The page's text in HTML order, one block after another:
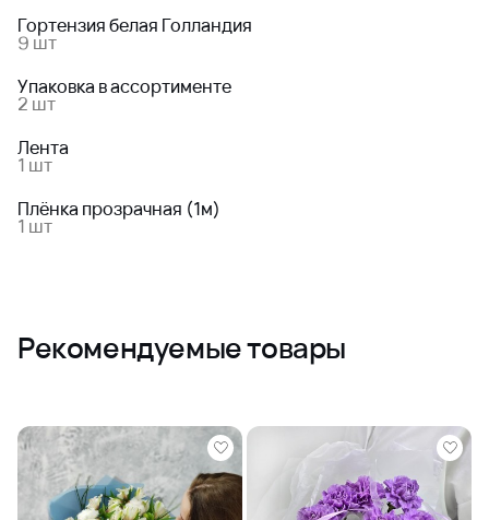
Гортензия белая Голландия
9 шт
Упаковка в ассортименте
2 шт
Лента
1 шт
Плёнка прозрачная (1м)
1 шт
Рекомендуемые товары